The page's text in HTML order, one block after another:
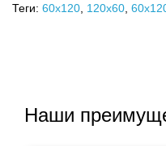
Теги: 60x120 120х60
Наши